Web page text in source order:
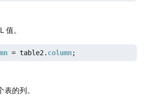
。
= table2. column;
的列。